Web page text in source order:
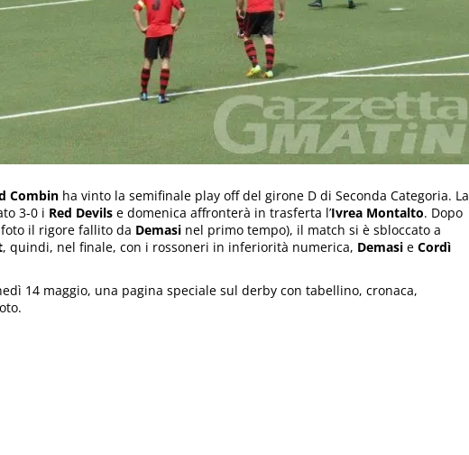
Combin ha vinto la semifinale play off del girone D di Seconda Categoria. La
3-0 i Red Devils e domenica affronterà in trasferta l’Ivrea Montalto. Dopo
il rigore fallito da Demasi nel primo tempo), il match si è sbloccato a
, quindi, nel finale, con i rossoneri in inferiorità numerica, Demasi e Cordì
14 maggio, una pagina speciale sul derby con tabellino, cronaca,